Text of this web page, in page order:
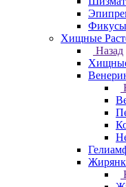
Хищные
Назад